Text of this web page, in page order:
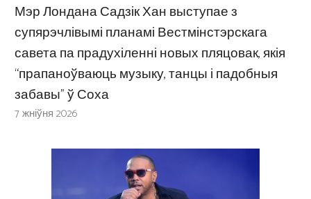
Мэр Лондана Садзік Хан выступае з
супярэчлівымі планамі Вестмінстэрскага
савета па прадухіленні новых пляцовак, якія
“прапаноўваюць музыку, танцы і падобныя
забавы” ў Соха
7 жніўня 2026